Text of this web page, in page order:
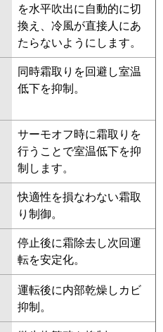
を水平吹出に自動的に切
換え、冷風が直接人にあ
たらないようにします。
同時霜取りを回避し室温
低下を抑制。
サーモオフ時に霜取りを
行うことで室温低下を抑
制します。
快適性を損なわない霜取
り制御。
停止後に霜除去し次回運
転を安定化。
運転後に内部乾燥しカビ
抑制。